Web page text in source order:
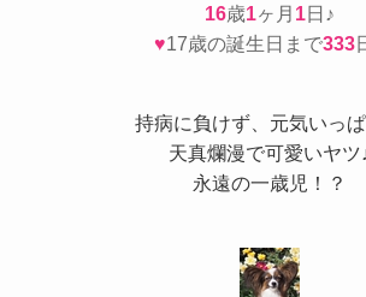
16歳1ヶ月 1日♪
♥17歳の誕生日まで333
持病に負けず、元気いっぱ
天真爛漫で可愛いヤツ
永遠の一歳児！？